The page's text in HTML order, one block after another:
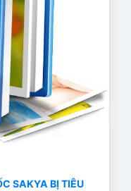
SAKYA BỊ TIÊU